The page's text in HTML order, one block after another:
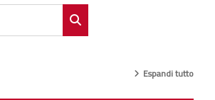
Cerca corsi
Espandi tutto